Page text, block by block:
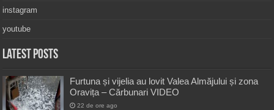
instagram
youtube
Latest Posts
Furtuna și vijelia au lovit Valea Almăjului și zona
Oravița – Cărbunari VIDEO
22 de ore ago